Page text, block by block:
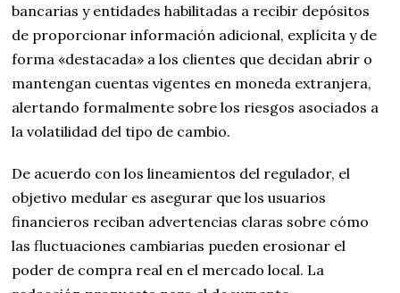
bancarias y entidades habilitadas a recibir depósitos
de proporcionar información adicional, explícita y de
forma «destacada» a los clientes que decidan abrir o
mantengan cuentas vigentes en moneda extranjera,
alertando formalmente sobre los riesgos asociados a
la volatilidad del tipo de cambio.
De acuerdo con los lineamientos del regulador, el
objetivo medular es asegurar que los usuarios
financieros reciban advertencias claras sobre cómo
las fluctuaciones cambiarias pueden erosionar el
poder de compra real en el mercado local. La